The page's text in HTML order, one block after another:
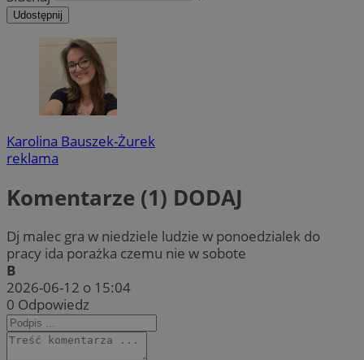
Udostępnij
Karolina Bauszek-Żurek
reklama
Komentarze (1) DODAJ
Dj malec gra w niedziele ludzie w ponoedzialek do
pracy ida porażka czemu nie w sobote
B
2026-06-12 o 15:04
0 Odpowiedz